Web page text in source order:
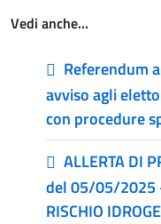
Vedi anche…
Referendum
avviso agli
con procedure
ALLERTA DI
del 05/05/2025
RISCHIO